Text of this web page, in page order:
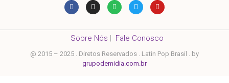
Sobre Nós | Fale Conosco
@ 2015 – 2025 . Diretos Reservados . Latin Pop Brasil . by
grupodemidia.com.br